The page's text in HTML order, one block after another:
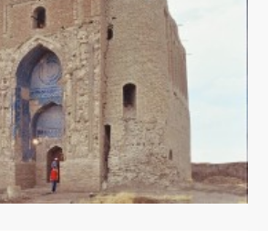
MFA
CONTACT US